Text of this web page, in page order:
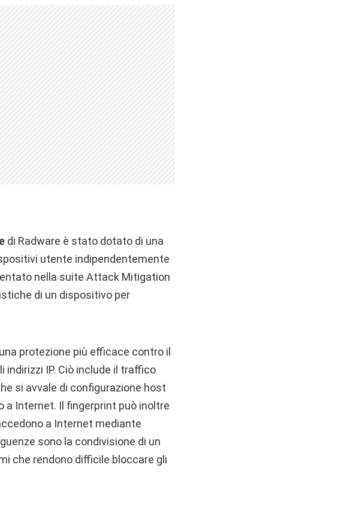
di Radware è stato dotato di una
utente indipendentemente
nella suite Attack Mitigation
di un dispositivo per
protezione più efficace contro il
IP. Ciò include il traffico
si avvale di configurazione host
a Internet. Il fingerprint può inoltre
a Internet mediante
sono la condivisione di un
che rendono difficile bloccare gli